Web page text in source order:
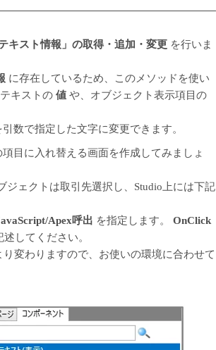
キスト情報」の取得・追加・変更 を行いま
に存在しているため、このメソッドを使い
キストの 値 や、オブジェクト表示項目の
数で指定した文字に変更できます。
目に入れ替える画面を作成してみましょ
ジェクトは取引先選択し、Studio上には下記
Apex呼出 を指定します。 OnClick
してください。
変わりますので、お使いの環境に合わせて